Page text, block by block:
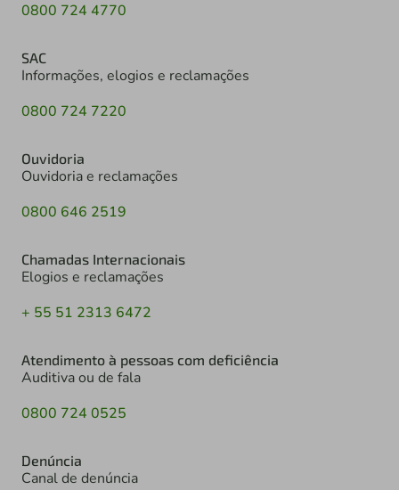
0800 724 4770
SAC
Informações, elogios e reclamações
0800 724 7220
Ouvidoria
Ouvidoria e reclamações
0800 646 2519
Chamadas Internacionais
Elogios e reclamações
+ 55 51 2313 6472
Atendimento à pessoas com deficiência
Auditiva ou de fala
0800 724 0525
Denúncia
Canal de denúncia